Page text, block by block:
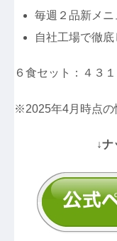
毎週２品新メ
自社工場で徹
６食セット：４３
※2025年4月時点の
↓